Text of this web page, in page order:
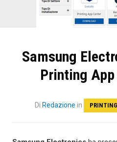
Samsung
Printing
Di Redazione in PRINTING